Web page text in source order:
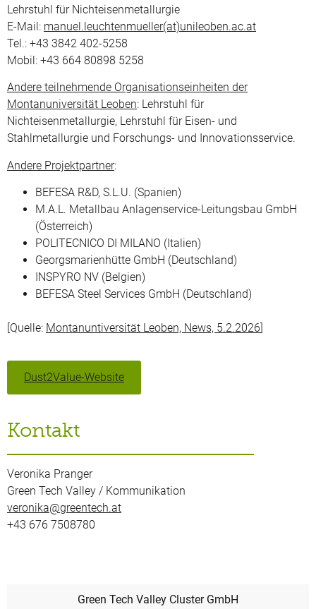
Lehrstuhl für Nichteisenmetallurgie
E-Mail: manuel.leuchtenmueller(at)unileoben.ac.at
Tel.: +43 3842 402-5258
Mobil: +43 664 80898 5258
Andere teilnehmende Organisationseinheiten der
Montanuniversität Leoben: Lehrstuhl für
Nichteisenmetallurgie, Lehrstuhl für Eisen- und
Stahlmetallurgie und Forschungs- und Innovationsservice.
Andere Projektpartner:
BEFESA R&D, S.L.U. (Spanien)
M.A.L. Metallbau Anlagenservice-Leitungsbau GmbH
(Österreich)
POLITECNICO DI MILANO (Italien)
Georgsmarienhütte GmbH (Deutschland)
INSPYRO NV (Belgien)
BEFESA Steel Services GmbH (Deutschland)
[Quelle: Montanuntiversität Leoben, News, 5.2.2026]
Dust2Value-Website
Kontakt
Veronika Pranger
Green Tech Valley / Kommunikation
veronika@greentech.at
+43 676 7508780
Green Tech Valley Cluster GmbH